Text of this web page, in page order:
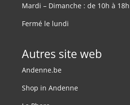
Mardi – Dimanche : de 10h à 18h
Fermé le lundi
Autres site web
Andenne.be
Shop in Andenne